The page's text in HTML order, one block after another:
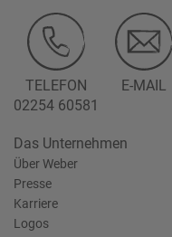
TELEFON
02254 60581
E-MAIL
Das Unternehmen
Über Weber
Presse
Karriere
Logos